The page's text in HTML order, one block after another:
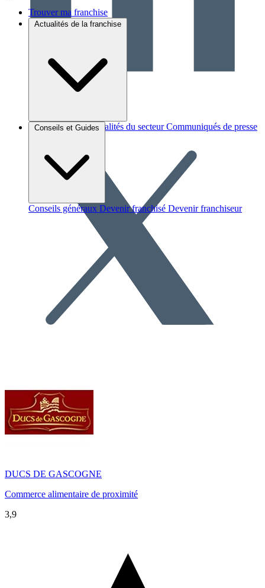
Trouver ma franchise
Actualités de la franchise
Brèves et actus Actualités du secteur Communiqués de presse
Conseils et Guides
Conseils généraux Devenir franchisé Devenir franchiseur
DUCS DE GASCOGNE
Commerce alimentaire de proximité
3,9